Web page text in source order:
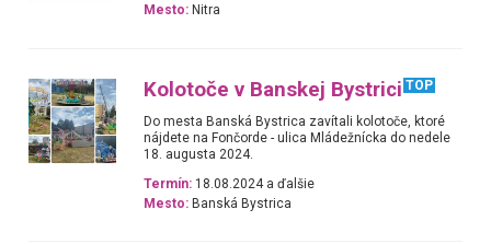
Mesto: Nitra
Kolotoče v Banskej Bystrici TOP
Do mesta Banská Bystrica zavítali kolotoče, ktoré
nájdete na Fončorde - ulica Mládežnícka do nedele
18. augusta 2024.
Termín: 18.08.2024 a ďalšie
Mesto: Banská Bystrica